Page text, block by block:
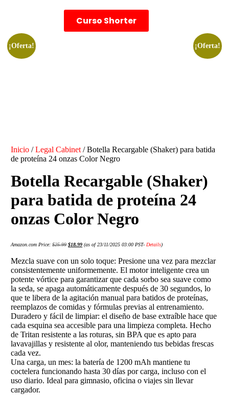
Curso Shorter
¡Oferta!
Inicio /Legal Cabinet / Botella Recargable (Shaker) para batida
de proteína 24 onzas Color Negro
Botella Recargable (Shaker)
para batida de proteína 24
onzas Color Negro
Amazon.com Price:$25.99 $18.99 (as of 23/11/2025 03:00 PST-Details)
Mezcla suave con un solo toque: Presione una vez para mezclar
consistentemente uniformemente. El motor inteligente crea un
potente vórtice para garantizar que cada sorbo sea suave como
la seda, se apaga automáticamente después de 30 segundos, lo
que te libera de la agitación manual para batidos de proteínas,
reemplazos de comidas y fórmulas previas al entrenamiento.
Duradero y fácil de limpiar: el diseño de base extraíble hace que
cada esquina sea accesible para una limpieza completa. Hecho
de Tritan resistente a las roturas, sin BPA que es apto para
lavavajillas y resistente al olor, manteniendo tus bebidas frescas
cada vez.
Una carga, un mes: la batería de 1200 mAh mantiene tu
coctelera funcionando hasta 30 días por carga, incluso con el
uso diario. Ideal para gimnasio, oficina o viajes sin llevar
cargador.
¡Oferta!